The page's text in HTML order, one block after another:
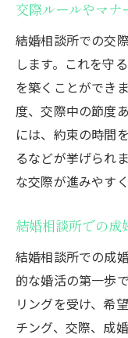
交際ルールやマナ
結婚相談所での交
します。これを守
を築くことができ
度、交際中の節度
には、約束の時間
るなどが挙げられ
な交際が進みやす
結婚相談所での成
結婚相談所での成
的な婚活の第一歩
リングを受け、希
チング、交際、成